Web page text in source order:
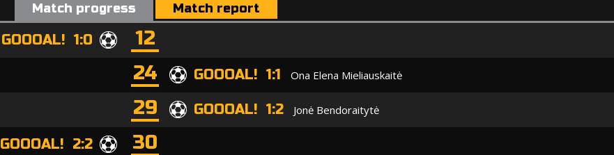
Match progress Match report
GOOOAL! 1:0
12
24
GOOOAL! 1:1 Ona Elena Mieliauskaitė
29 GOOOAL! 1:2 Jonė Bendoraitytė
GOOOAL! 2:2
30